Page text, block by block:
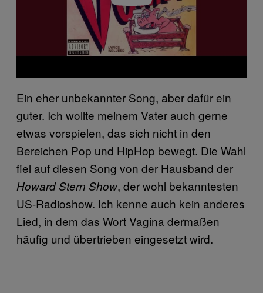
Ein eher unbekannter Song, aber dafür ein
guter. Ich wollte meinem Vater auch gerne
etwas vorspielen, das sich nicht in den
Bereichen Pop und HipHop bewegt. Die Wahl
fiel auf diesen Song von der Hausband der
Howard Stern Show, der wohl bekanntesten
US-Radioshow. Ich kenne auch kein anderes
Lied, in dem das Wort Vagina dermaßen
häufig und übertrieben eingesetzt wird.